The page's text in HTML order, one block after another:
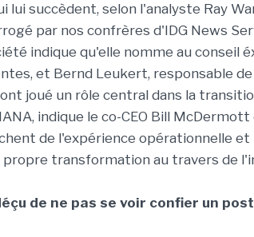
lui succèdent, selon l'analyste Ray
par nos confrères d'IDG News
indique qu'elle nomme au conseil
et Bernd Leukert, responsable
joué un rôle central dans la
indique le co-CEO Bill
de l'expérience opérationnelle
transformation au travers de
de ne pas se voir confier un